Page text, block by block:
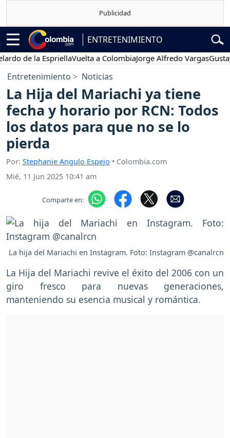
ENTRETENIMIENTO
la EspriellaVuelta a ColombiaJorge Alfredo VargasGustavo
Entretenimiento Noticias
La Hija del Mariachi ya tiene
fecha y horario por RCN: Todos
los datos para que no se lo
pierda
Por: Stephanie Angulo Espejo • Colombia.com
Mié, 11 Jun 2025 10:41 am
Comparte en:
La hija del Mariachi en Instagram. Foto: Instagram @canalrcn
La Hija del Mariachi revive el éxito del 2006 con un
giro fresco para nuevas generaciones,
manteniendo su esencia musical y romántica.